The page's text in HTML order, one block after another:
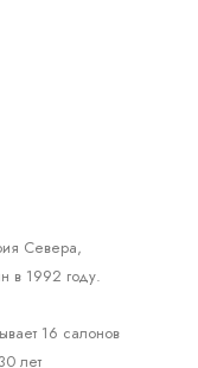
Севера,
в 1992 году.
16 салонов
лет